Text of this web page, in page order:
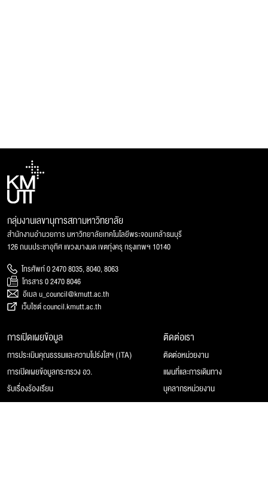
กลุ่มงานเลขานุการสภามหาวิทยาลัย
สำนักงานอำนวยการ มหาวิทยาลัยเทคโนโลยีพระจอมเกล้าธนบุรี
126 ถนนประชาอุทิศ แขวงบางมด เขตทุ่งครุ กรุงเทพฯ 10140
โทรศัพท์ 0 2470 8035, 8040, 8063
โทรสาร 0 2470 8046
อีเมล u_council@kmutt.ac.th
เว็บไซต์ council.kmutt.ac.th
การเปิดเผยข้อมูล
การประเมินคุณธรรมและความโปร่งใสฯ (ITA)
การเปิดเผยข้อมูลกระทรวง อว.
รับเรื่องร้องเรียน
ติดต่อเรา
ติดต่อหน่วยงาน
แผนที่และการเดินทาง
บุคลากรหน่วยงาน